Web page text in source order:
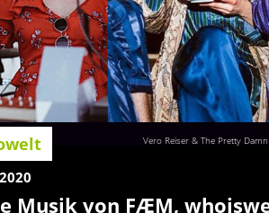
Vero Reiser & The Pretty
Musik von FÆM,